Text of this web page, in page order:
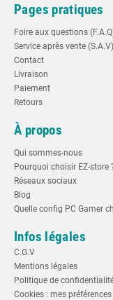
Pages pratiques
Foire aux questions
Service après vente (S.A.V)
Contact
Livraison
Paiement
Retours
À propos
Qui sommes-nous
Pourquoi choisir EZ-store
Réseaux sociaux
Blog
Quelle config PC Gamer
Infos légales
C.G.V
Mentions légales
Politique de
Cookies : mes préférences